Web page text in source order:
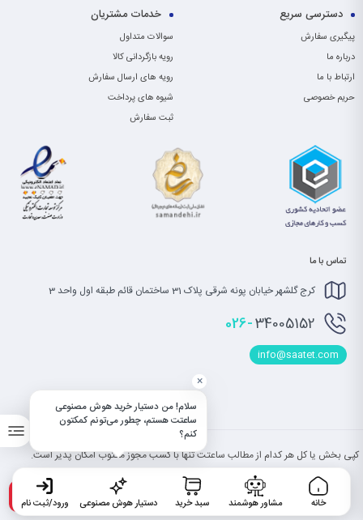
دسترسی سریع
پیگیری سفارش
درباره ما
ارتباط با ما
حریم خصوصی
خدمات مشتریان
سوالات متداول
رویه بازگردانی کالا
رویه های ارسال سفارش
شیوه های پرداخت
ثبت سفارش
تماس با ما
کرج گلشهر خیابان پونه شرقی پلاک 31 ساختمان قائم طبقه اول واحد 3
026-34005152
info@saatet.com
کپی بخش یا کل هر کدام از مطالب ساعتت تنها با کسب مجوز مکتوب امکان پذیر است.
خانه مشاور هوشمند سبد خرید دستیار هوش مصنوعی
سلام! من دستیار خرید هوش مصنوعی
ساعتت هستم، چطور می‌تونم کمکتون
کنم؟
×
ورود/ثبت نام